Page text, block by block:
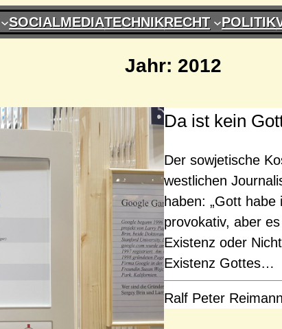
SOCIALMEDIATECHNIKRECHT POLITIK
Jahr: 2012
Da ist kein
Der sowjetische
westlichen
haben: „Gott
provokativ, aber
Existenz oder
Existenz Gottes…
Ralf Peter